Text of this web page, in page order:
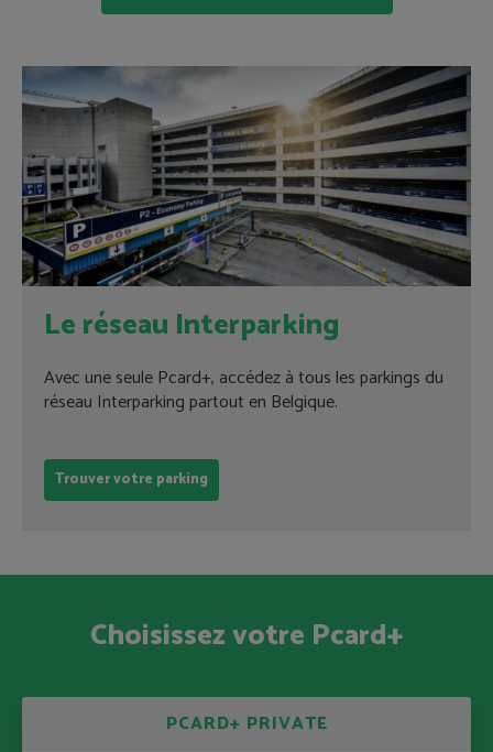
Le réseau Interparking
Avec une seule Pcard+, accédez à tous les parkings du
réseau Interparking partout en Belgique.
Trouver votre parking
Choisissez votre Pcard+
PCARD+ PRIVATE